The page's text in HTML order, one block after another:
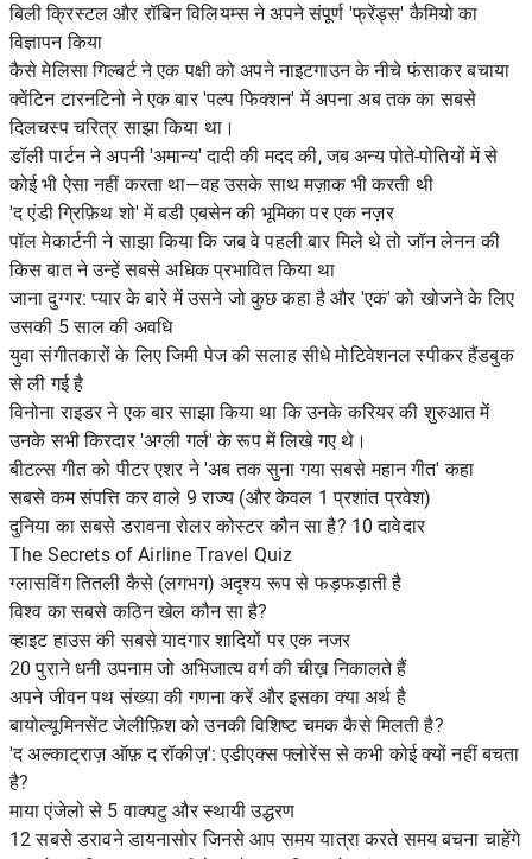
बिली क्रिस्टल और रॉबिन विलियम्स ने अपने संपूर्ण 'फ्रेंड्स' कैमियो का
विज्ञापन किया
कैसे मेलिसा गिल्बर्ट ने एक पक्षी को अपने नाइटगाउन के नीचे फंसाकर बचाया
क्वेंटिन टारनटिनो ने एक बार 'पल्प फिक्शन' में अपना अब तक का सबसे
दिलचस्प चरित्र साझा किया था।
डॉली पार्टन ने अपनी 'अमान्य' दादी की मदद की, जब अन्य पोते-पोतियों में से
कोई भी ऐसा नहीं करता था—वह उसके साथ मज़ाक भी करती थी
'द एंडी ग्रिफ़िथ शो' में बडी एबसेन की भूमिका पर एक नज़र
पॉल मेकार्टनी ने साझा किया कि जब वे पहली बार मिले थे तो जॉन लेनन की
किस बात ने उन्हें सबसे अधिक प्रभावित किया था
जाना दुग्गर: प्यार के बारे में उसने जो कुछ कहा है और 'एक' को खोजने के लिए
उसकी 5 साल की अवधि
युवा संगीतकारों के लिए जिमी पेज की सलाह सीधे मोटिवेशनल स्पीकर हैंडबुक
से ली गई है
विनोना राइडर ने एक बार साझा किया था कि उनके करियर की शुरुआत में
उनके सभी किरदार 'अग्ली गर्ल' के रूप में लिखे गए थे।
बीटल्स गीत को पीटर एशर ने 'अब तक सुना गया सबसे महान गीत' कहा
सबसे कम संपत्ति कर वाले 9 राज्य (और केवल 1 प्रशांत प्रवेश)
दुनिया का सबसे डरावना रोलर कोस्टर कौन सा है? 10 दावेदार
The Secrets of Airline Travel Quiz
ग्लासविंग तितली कैसे (लगभग) अदृश्य रूप से फड़फड़ाती है
विश्व का सबसे कठिन खेल कौन सा है?
व्हाइट हाउस की सबसे यादगार शादियों पर एक नजर
20 पुराने धनी उपनाम जो अभिजात्य वर्ग की चीख़ निकालते हैं
अपने जीवन पथ संख्या की गणना करें और इसका क्या अर्थ है
बायोल्यूमिनसेंट जेलीफ़िश को उनकी विशिष्ट चमक कैसे मिलती है?
'द अल्काट्राज़ ऑफ़ द रॉकीज़': एडीएक्स फ्लोरेंस से कभी कोई क्यों नहीं बचता
है?
माया एंजेलो से 5 वाक्पटु और स्थायी उद्धरण
12 सबसे डरावने डायनासोर जिनसे आप समय यात्रा करते समय बचना चाहेंगे